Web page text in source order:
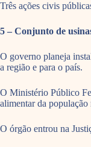
Três ações civis
5 – Conjunto de
O governo planeja
a região e para o país.
O Ministério Público
alimentar da
O órgão entrou na